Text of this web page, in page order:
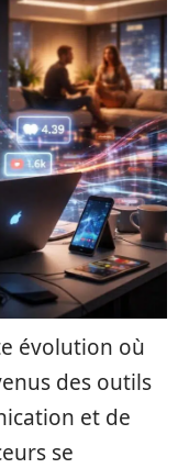
évolution où
des outils
et de
se